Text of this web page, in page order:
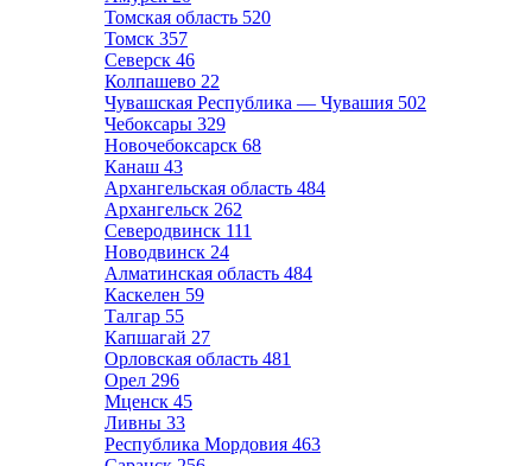
Томская область 520
Томск 357
Северск 46
Колпашево 22
Чувашская Республика — Чувашия 502
Чебоксары 329
Новочебоксарск 68
Канаш 43
Архангельская область 484
Архангельск 262
Северодвинск 111
Новодвинск 24
Алматинская область 484
Каскелен 59
Талгар 55
Капшагай 27
Орловская область 481
Орел 296
Мценск 45
Ливны 33
Республика Мордовия 463